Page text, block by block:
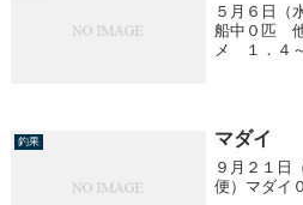
５月６日
船中０匹
メ １．４
釣果 マダイ
９月２１日
便）マダイ